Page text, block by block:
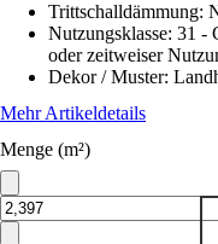
Trittschalldämmung:
Nutzungsklasse: 31 -
oder zeitweiser
Dekor / Muster:
Mehr Artikeldetails
Menge (m²)